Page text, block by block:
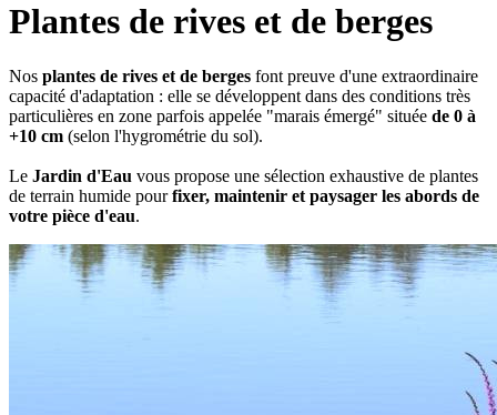
Plantes de rives et de berges
Nos plantes de rives et de berges font preuve d'une extraordinaire
capacité d'adaptation : elle se développent dans des conditions très
particulières en zone parfois appelée "marais émergé" située de 0 à
+10 cm (selon l'hygrométrie du sol).
Le Jardin d'Eau vous propose une sélection exhaustive de plantes
de terrain humide pourfixer, maintenir et paysager les abords de
votre pièce d'eau.